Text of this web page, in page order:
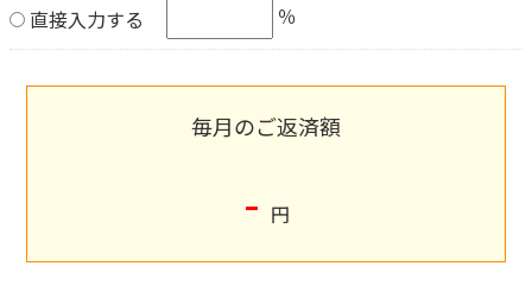
直接入力する
％
毎月のご返済額
- 円